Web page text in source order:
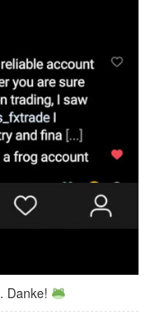
. Danke!